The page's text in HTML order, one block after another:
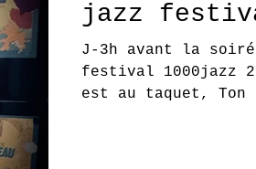
jazz
d'altitude
J-3h avant la
festival 1000jazz 2024! Toute l'équipe
est au taquet, Ton